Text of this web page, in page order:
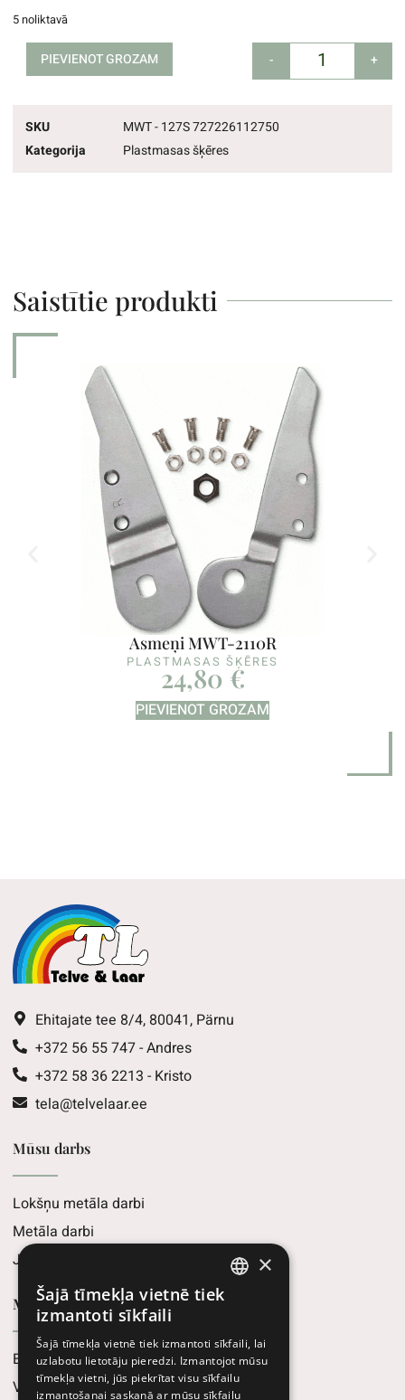
5 noliktavā
- +
PIEVIENOT GROZAM
SKU
MWT - 127S 727226112750
Kategorija
Plastmasas šķēres
Saistītie produkti
Asmeņi MWT-2110R
PLASTMASAS ŠĶĒRES
24,80 €
PIEVIENOT GROZAM
Ehitajate tee 8/4, 80041, Pärnu
+372 56 55 747 - Andres
+372 58 36 2213 - Kristo
tela@telvelaar.ee
Mūsu darbs
Lokšņu metāla darbi
Metāla darbi
Jumta seguma darbi
Midwest veikals
E-veikals
Veikali
ESTONIAN
LATVIAN
LITHUANIAN
×
Šajā tīmekļa vietnē tiek
izmantoti sīkfaili
Šajā tīmekļa vietnē tiek izmantoti sīkfaili, lai
uzlabotu lietotāju pieredzi. Izmantojot mūsu
tīmekļa vietni, jūs piekrītat visu sīkfailu
izmantošanai saskaņā ar mūsu sīkfailu